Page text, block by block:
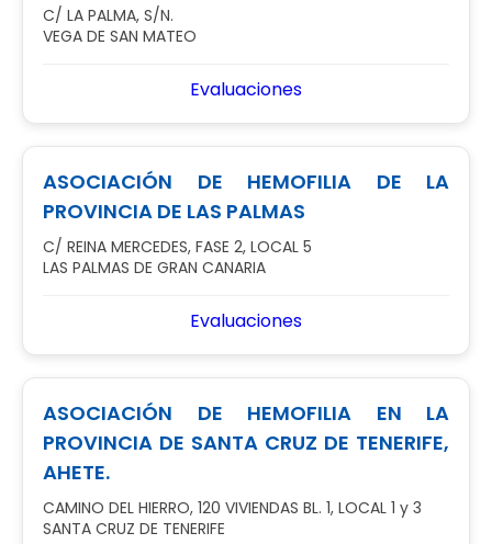
C/ LA PALMA, S/N.
VEGA DE SAN MATEO
Evaluaciones
ASOCIACIÓN DE HEMOFILIA DE LA
PROVINCIA DE LAS PALMAS
C/ REINA MERCEDES, FASE 2, LOCAL 5
LAS PALMAS DE GRAN CANARIA
Evaluaciones
ASOCIACIÓN DE HEMOFILIA EN LA
PROVINCIA DE SANTA CRUZ DE TENERIFE,
AHETE.
CAMINO DEL HIERRO, 120 VIVIENDAS BL. 1, LOCAL 1 y 3
SANTA CRUZ DE TENERIFE